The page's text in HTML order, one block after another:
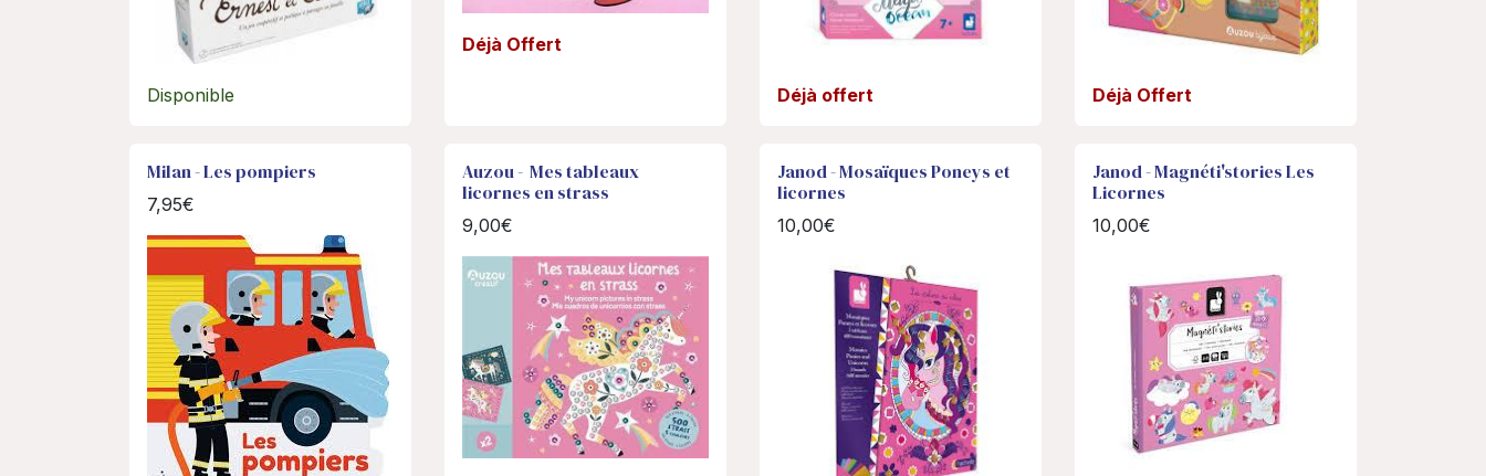
Disponible
Déjà Offert
Déjà offert Déjà Offert
Milan - Les pompiers
7,95€
Auzou - Mes tableaux
licornes en strass
9,00€
Janod - Mosaïques Poneys et
licornes
10,00€
Janod - Magnéti'stories Les
Licornes
10,00€